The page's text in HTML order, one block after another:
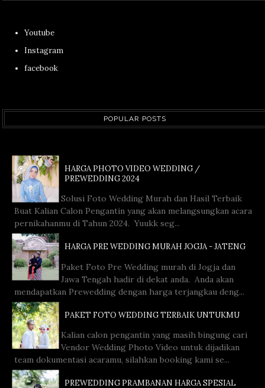
Youtube
Instagram
facebook
POPULAR POSTS
HARGA PHOTO VIDEO WEDDING /
PREWEDDING 2024
Solusi Foto Wedding Murah dan Hasil Terbaik
Buat Kalian Calon Pengantin yang akan melangsungkan acara
pernikahanmu di Tahun 2024. Yuukk seg...
HARGA PRE WEDDING MURAH JOGJA - JATENG
Paket Foto Pre Wedding murah di Jogja dan
Jawa Tengah hadir di dekat anda. Anda akan
mendapatkan Prewedding dengan harga terjangkau deng...
PAKET FOTO WEDDING TERBAIK UNTUKMU
Kalian calon pengantin yang masih bingung cari
Vendor Wedding Photo Video untuk dijadikan
team dokumentasi acaramu, silahkan booking kami se...
PREWEDDING PRAMBANAN HARGA SPESIAL